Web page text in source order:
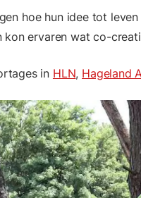
hoe hun idee tot
ervaren wat co-
in HLN, Hageland